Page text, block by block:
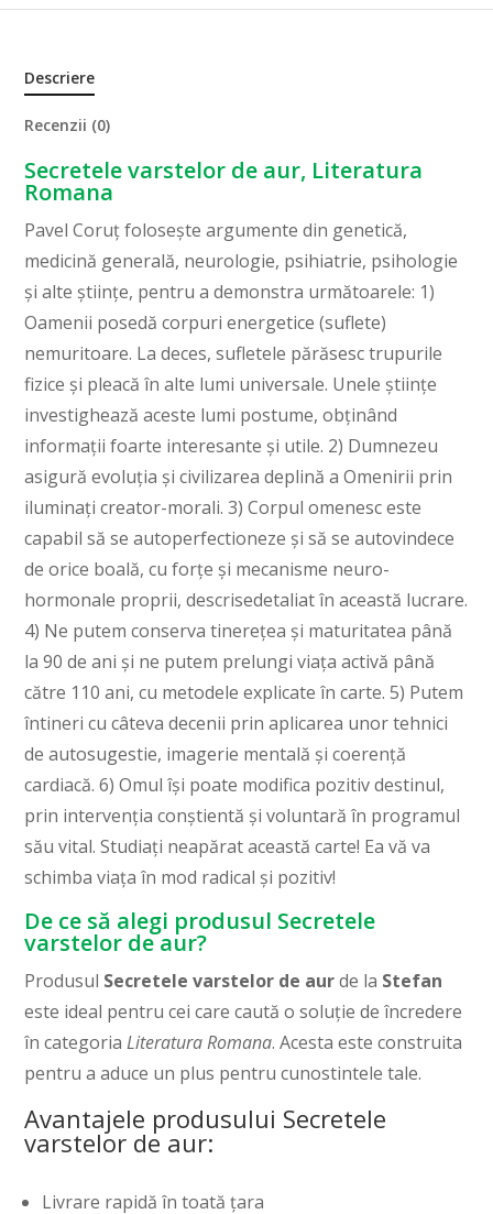
Descriere
Recenzii (0)
Secretele varstelor de aur, Literatura
Romana
Pavel Coruţ foloseşte argumente din genetică,
medicină generală, neurologie, psihiatrie, psihologie
şi alte ştiinţe, pentru a demonstra următoarele: 1)
Oamenii posedă corpuri energetice (suflete)
nemuritoare. La deces, sufletele părăsesc trupurile
fizice şi pleacă în alte lumi universale. Unele ştiinţe
investighează aceste lumi postume, obţinând
informaţii foarte interesante şi utile. 2) Dumnezeu
asigură evoluţia şi civilizarea deplină a Omenirii prin
iluminaţi creator-morali. 3) Corpul omenesc este
capabil să se autoperfectioneze şi să se autovindece
de orice boală, cu forţe şi mecanisme neuro-
hormonale proprii, descrisedetaliat în această lucrare.
4) Ne putem conserva tinereţea şi maturitatea până
la 90 de ani şi ne putem prelungi viaţa activă până
către 110 ani, cu metodele explicate în carte. 5) Putem
întineri cu câteva decenii prin aplicarea unor tehnici
de autosugestie, imagerie mentală şi coerenţă
cardiacă. 6) Omul îşi poate modifica pozitiv destinul,
prin intervenţia conştientă şi voluntară în programul
său vital. Studiaţi neapărat această carte! Ea vă va
schimba viaţa în mod radical şi pozitiv!
De ce să alegi produsul Secretele
varstelor de aur?
Produsul Secretele varstelor de aurde la Stefan
este ideal pentru cei care caută o soluție de încredere
în categoriaLiteratura Romana. Acesta este construita
pentru a aduce un plus pentru cunostintele tale.
Avantajele produsului Secretele
varstelor de aur:
Livrare rapidă în toată țara